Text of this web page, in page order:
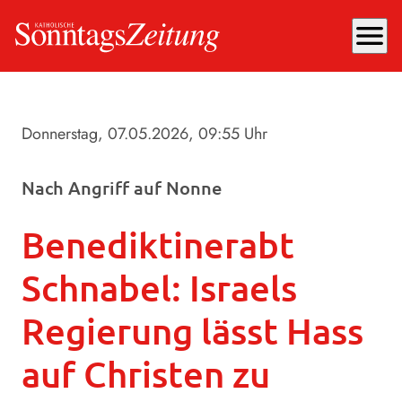
menu
Donnerstag, 07.05.2026, 09:55 Uhr
Nach Angriff auf Nonne
Benediktinerabt
Schnabel: Israels
Regierung lässt Hass
auf Christen zu